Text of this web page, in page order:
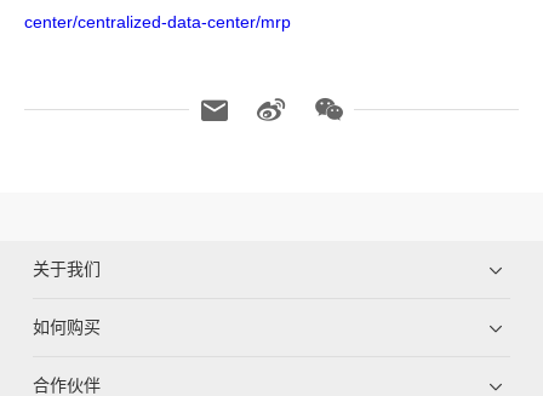
center/centralized-data-center/mrp
关于我们
如何购买
合作伙伴